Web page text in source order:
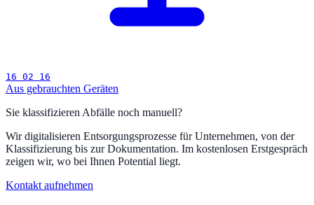
16 02 16
Aus gebrauchten Geräten
Sie klassifizieren Abfälle noch manuell?
Wir digitalisieren Entsorgungsprozesse für Unternehmen, von der
Klassifizierung bis zur Dokumentation. Im kostenlosen Erstgespräch
zeigen wir, wo bei Ihnen Potential liegt.
Kontakt aufnehmen